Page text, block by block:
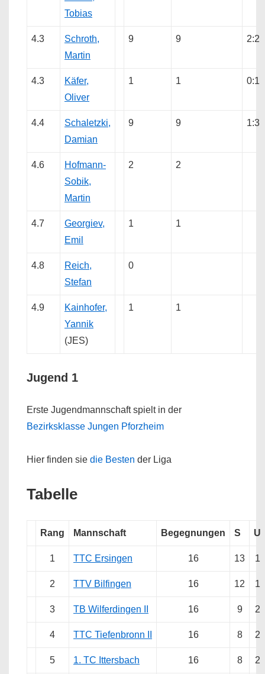
Tobias
4.3
Schroth,
Martin
9 9 2:2
4.3
Käfer,
Oliver
1 1 0:1
4.4
Schaletzki,
Damian
9 9 1:3
4.6
Hofmann-
Sobik,
Martin
2 2
4.7
Georgiev,
Emil
1 1
4.8
Reich,
Stefan
0
4.9
Kainhofer,
Yannik
(JES)
1 1
Jugend 1
Erste Jugendmannschaft spielt in der
Bezirksklasse Jungen Pforzheim
Hier finden sie die Besten der Liga
Tabelle
Rang Mannschaft Begegnungen S U
1 TTC Ersingen 16 13 1
2 TTV Bilfingen 16 12 1
3 TB Wilferdingen II 16 9 2
4 TTC Tiefenbronn II 16 8 2
5 1. TC Ittersbach 16 8 2